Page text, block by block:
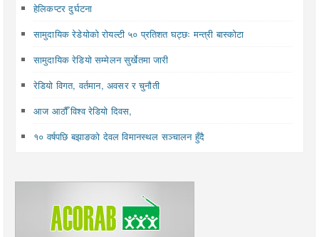
हेलिकप्टर दुर्घटना
सामुदायिक रेडेयोको रोयल्टी ५० प्रतिशत घट्छः मन्त्री बास्कोटा
सामुदायिक रेडियो सम्मेलन सुर्खेतमा जारी
रेडियो विगत, वर्तमान, अवसर र चुनौती
आज आठौँ विश्व रेडियो दिवस,
१० वर्षपछि बझाङको देवल विमानस्थल सञ्चालन हुँदै